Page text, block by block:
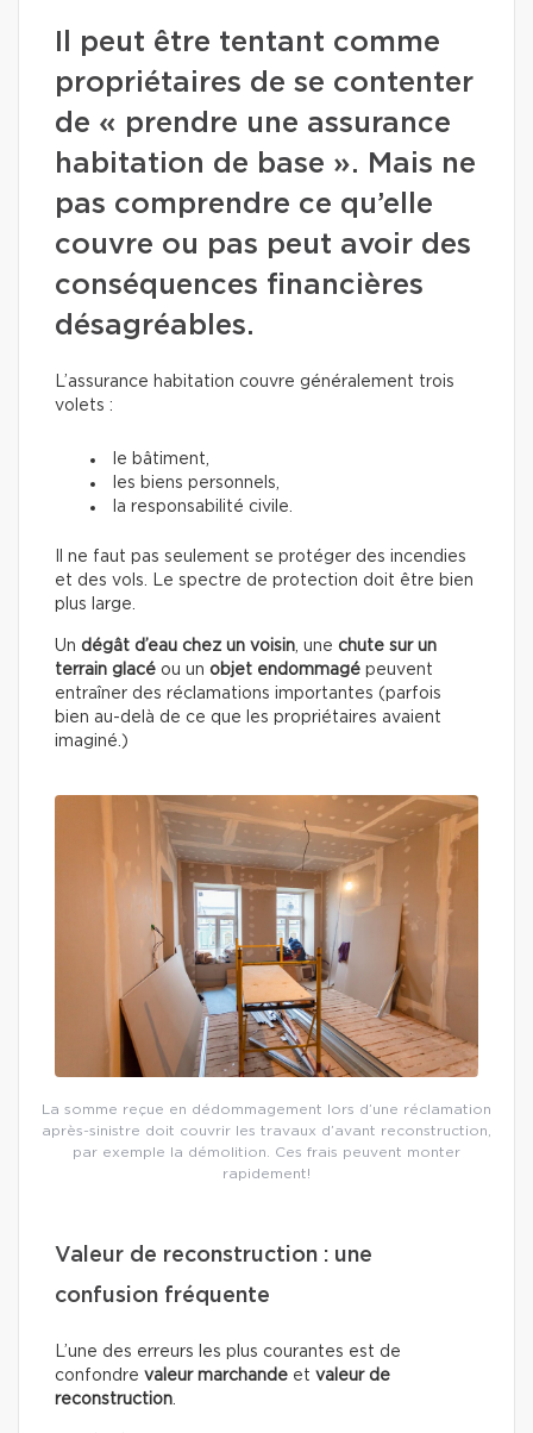
Il peut être tentant comme
propriétaires de se contenter
de « prendre une assurance
habitation de base ». Mais ne
pas comprendre ce qu’elle
couvre ou pas peut avoir des
conséquences financières
désagréables.
L’assurance habitation couvre généralement trois
volets :
le bâtiment,
les biens personnels,
la responsabilité civile.
Il ne faut pas seulement se protéger des incendies
et des vols. Le spectre de protection doit être bien
plus large.
Un dégât d’eau chez un voisin, une chute sur un
terrain glacé ou un objet endommagé peuvent
entraîner des réclamations importantes (parfois
bien au-delà de ce que les propriétaires avaient
imaginé.)
La somme reçue en dédommagement lors d’une réclamation
après-sinistre doit couvrir les travaux d’avant reconstruction,
par exemple la démolition. Ces frais peuvent monter
rapidement!
Valeur de reconstruction : une
confusion fréquente
L’une des erreurs les plus courantes est de
confondre valeur marchande et valeur de
reconstruction.